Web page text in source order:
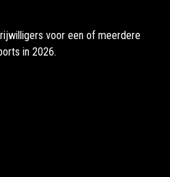
voor een of meerdere
in 2026.